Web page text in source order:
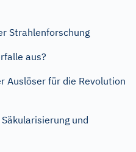
Strahlenforschung
aus?
Auslöser für die Revolution
und